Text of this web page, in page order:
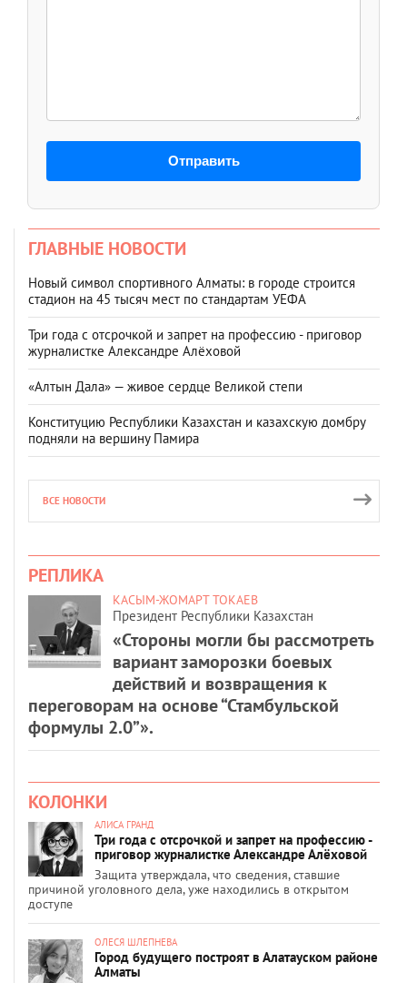
Отправить
ГЛАВНЫЕ НОВОСТИ
Новый символ спортивного Алматы: в городе строится
стадион на 45 тысяч мест по стандартам УЕФА
Три года с отсрочкой и запрет на профессию - приговор
журналистке Александре Алёховой
«Алтын Дала» — живое сердце Великой степи
Конституцию Республики Казахстан и казахскую домбру
подняли на вершину Памира
ВСЕ НОВОСТИ
РЕПЛИКА
КАСЫМ-ЖОМАРТ ТОКАЕВ
Президент Республики Казахстан
«Стороны могли бы рассмотреть
вариант заморозки боевых
действий и возвращения к
переговорам на основе “Стамбульской
формулы 2.0”».
КОЛОНКИ
АЛИСА ГРАНД
Три года с отсрочкой и запрет на профессию -
приговор журналистке Александре Алёховой
Защита утверждала, что сведения, ставшие
причиной уголовного дела, уже находились в открытом
доступе
ОЛЕСЯ ШЛЕПНЕВА
Город будущего построят в Алатауском районе
Алматы